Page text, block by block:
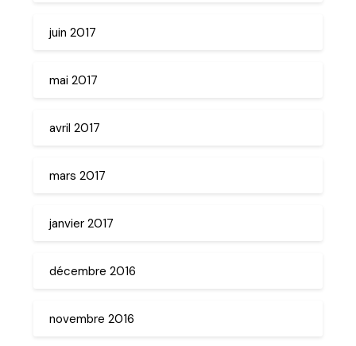
juin 2017
mai 2017
avril 2017
mars 2017
janvier 2017
décembre 2016
novembre 2016